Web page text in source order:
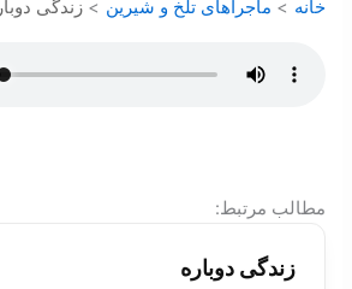
خانه ماجراهای تلخ و شیرین زندگی
:مطالب مرتبط
زندگی دوباره